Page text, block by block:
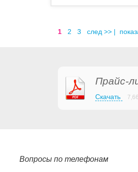
1 2 3 след >> |
Прайс-
Скачать
Вопросы по телефонам